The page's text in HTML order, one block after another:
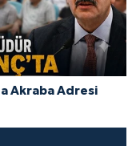
Akraba Adresi